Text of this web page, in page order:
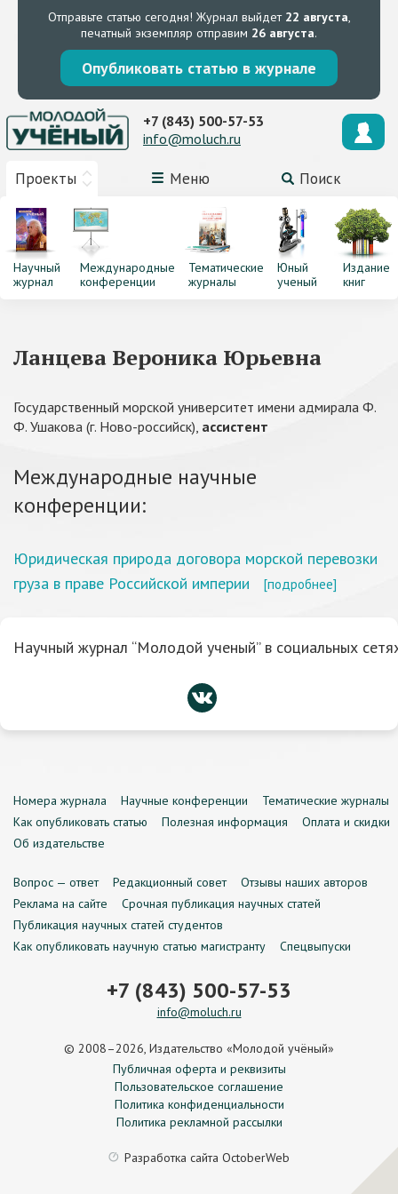
Отправьте статью сегодня! Журнал выйдет 22 августа,
печатный экземпляр отправим 26 августа.
Опубликовать статью в журнале
Проекты Меню Поиск
+7 (843) 500-57-53
info@moluch.ru
Научный
журнал
Международные
конференции
Тематические
журналы
Юный
ученый
Издание
книг
Ланцева Вероника Юрьевна
Государственный морской университет имени адмирала Ф.
Ф. Ушакова (г. Ново-российск), ассистент
Международные научные
конференции:
Юридическая природа договора морской перевозки
груза в праве Российской империи
[подробнее]
Научный журнал “Молодой ученый” в социальных
Номера журнала Научные конференции
Тематические журналы
Как опубликовать статью
Полезная информация
Оплата и скидки
Об издательстве
Вопрос — ответ Редакционный совет
Отзывы наших авторов
Реклама на сайте
Срочная публикация научных статей
Публикация научных статей студентов
Как опубликовать научную статью магистранту
Спецвыпуски
+7 (843) 500-57-53
info@moluch.ru
© 2008–2026, Издательство «Молодой учёный»
Публичная оферта и реквизиты
Пользовательское соглашение
Политика конфиденциальности
Политика рекламной рассылки
Разработка сайта OctoberWeb